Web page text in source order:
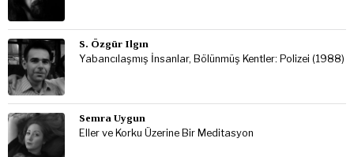
S. Özgür Ilgın
Yabancılaşmış İnsanlar, Bölünmüş Kentler: Polizei (1988)
Semra Uygun
Eller ve Korku Üzerine Bir Meditasyon